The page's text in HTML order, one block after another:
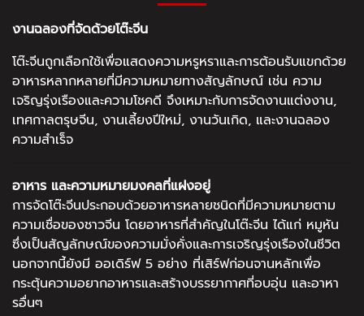
งานฉลองที่จัดด้วยโต๊ะจีน
โต๊ะจีนถูกเลือกใช้เพื่อแสดงความหรูหราและการต้อนรับแขกด้วย
อาหารหลากหลายที่มีความหมายทางสัญลักษณ์ เช่น ความ
เจริญรุ่งเรืองและความโชคดี จึงเหมาะกับการจัดงานแต่งงาน,
เทศกาลตรุษจีน, งานเลี้ยงปีใหม่, งานวันเกิด, และงานฉลอง
ความสำเร็จ
อาหาร และความหมายมงคลที่แฝงอยู่
การจัดโต๊ะจีนประกอบด้วยอาหารหลายชนิดที่มีความหมายตาม
ความเชื่อของชาวจีน โดยอาหารที่สำคัญในโต๊ะจีน ได้แก่ หมูหัน
ซึ่งเป็นสัญลักษณ์ของความมั่งคั่งและการเจริญรุ่งเรืองในชีวิต
นอกจากนี้ยังมี ออเดิร์ฟ 5 อย่าง ที่เสิร์ฟก่อนจานหลักเพื่อ
กระตุ้นความอยากอาหารและสร้างบรรยากาศที่อบอุ่น และอาหา
รอื่นๆ